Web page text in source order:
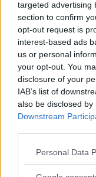
targeted advertising
section to confirm
opt-out request is
interest-based ads
us or personal
your opt-out. You
disclosure of your
IAB’s list of
also be disclosed
Downstream
Please note that
not limited to your
Personal Data
aspramente,
qualità
concordi nel
assolutamente
ipertensione e
essere
non in un
specializzate in
Giappone negli
sono diffuse